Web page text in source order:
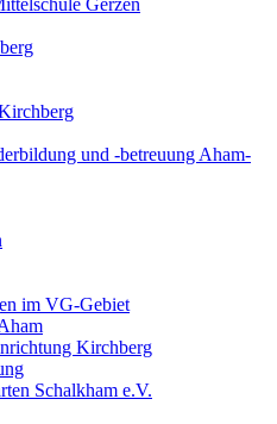
Gerzen
und -betreuung Aham-
im VG-Gebiet
Kirchberg
Schalkham e.V.